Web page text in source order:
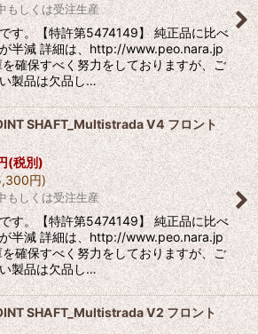
もしくは受注生産
す。【特許第5474149】 純正品に比べ
半減 詳細は、http://www.peo.nara.jp
確保すべく努力をしておりますが、ご
製品は欠品し…
SHAFT_Multistrada V4 フロント
(税別)
円)
もしくは受注生産
す。【特許第5474149】 純正品に比べ
半減 詳細は、http://www.peo.nara.jp
確保すべく努力をしておりますが、ご
製品は欠品し…
SHAFT_Multistrada V2 フロント